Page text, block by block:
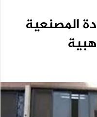
المصنعية